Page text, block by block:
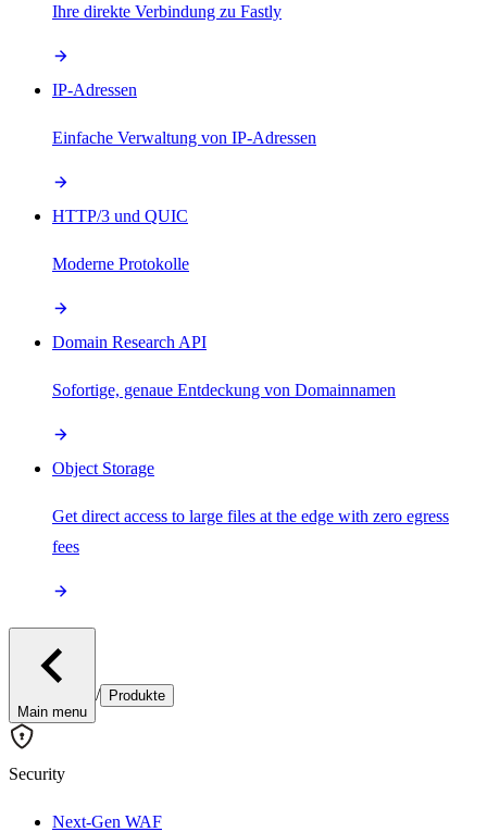
Ihre direkte Verbindung zu Fastly
IP-Adressen
Einfache Verwaltung von IP-Adressen
HTTP/3 und QUIC
Moderne Protokolle
Domain Research API
Sofortige, genaue Entdeckung von Domainnamen
Object Storage
Get direct access to large files at the edge with zero egress
fees
Main menu
/ Produkte
Security
Next-Gen WAF